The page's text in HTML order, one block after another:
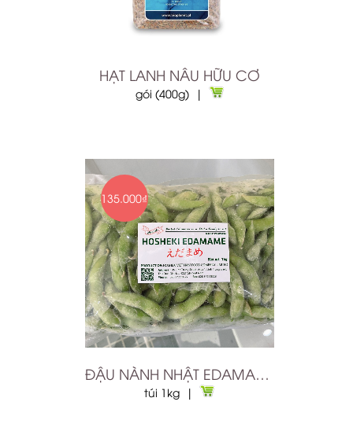
HẠT LANH NÂU HỮU CƠ
gói (400g) |
135.000₫
ĐẬU NÀNH NHẬT EDAMAME TRÁI ĐÔNG LẠNH 1KG
túi 1kg |